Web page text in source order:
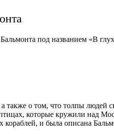
под названием «В
о том, что толпы людей
которые кружили над
и была описана